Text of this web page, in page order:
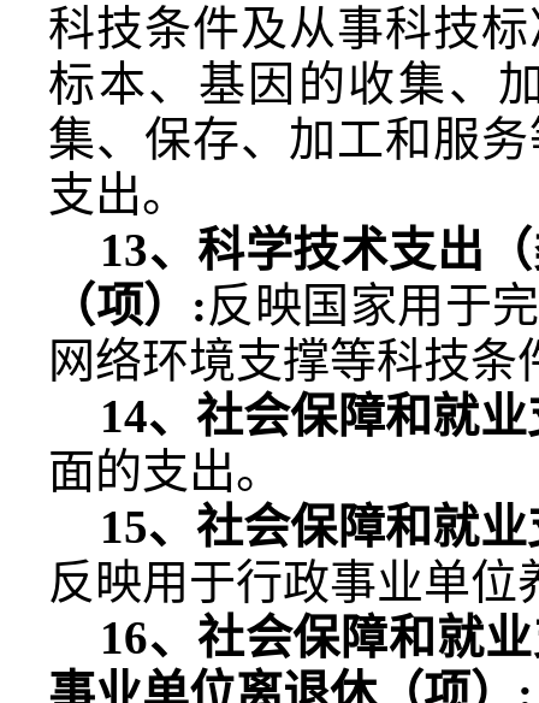
科技条件及从事科技
标本、基因的收集、
集、保存、加工和服
支出。
13、科学技术支出
（项） :反映国家用于
网络环境支撑等科技条
14、社会保障和就
面的支出。
15、社会保障和就
反映用于行政事业单位
16、社会保障和就